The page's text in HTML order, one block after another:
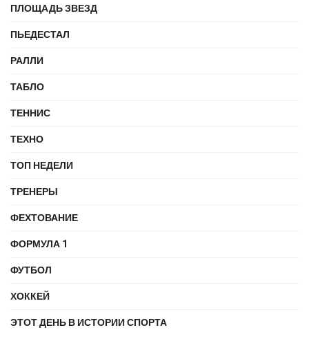
ПЛОЩАДЬ ЗВЕЗД
ПЬЕДЕСТАЛ
РАЛЛИ
ТАБЛО
ТЕННИС
ТЕХНО
ТОП НЕДЕЛИ
ТРЕНЕРЫ
ФЕХТОВАНИЕ
ФОРМУЛА 1
ФУТБОЛ
ХОККЕЙ
ЭТОТ ДЕНЬ В ИСТОРИИ СПОРТА